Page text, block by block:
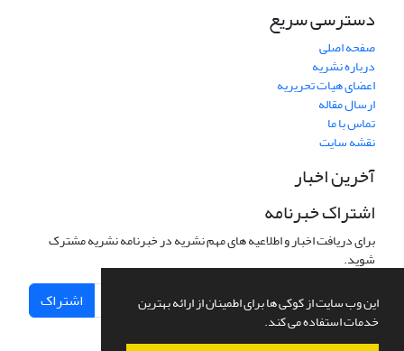
این وب سایت از کوکی ها برای اطمینان از ارائه بهترین
خدمات استفاده می کند.
دسترسی سریع
صفحه اصلی
درباره نشریه
اعضای هیات تحریریه
ارسال مقاله
تماس با ما
نقشه سایت
آخرین اخبار
اشتراک خبرنامه
برای دریافت اخبار و اطلاعیه های مهم نشریه در خبرنامه نشریه مشترک
شوید.
اشتراک